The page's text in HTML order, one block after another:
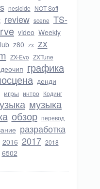
nesicide NOT Soft
review scene TS-
video Weekly
z80 zx zx
ZX-Evo ZXTune
графика
денди
игры интро Кодинг
музыка
обзор перевод
разработка
2016 2017 2018
6502